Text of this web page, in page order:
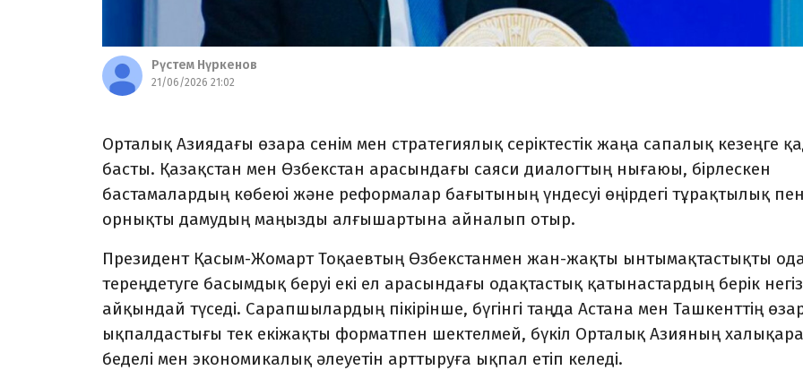
Рүстем Нүркенов
21/06/2026 21:02
Орталық Азиядағы өзара сенім мен стратегиялық серіктестік жаңа сапалық кезеңге
басты. Қазақстан мен Өзбекстан арасындағы саяси диалогтың нығаюы, бірлескен
бастамалардың көбеюі және реформалар бағытының үндесуі өңірдегі тұрақтылық пен
орнықты дамудың маңызды алғышартына айналып отыр.
Президент Қасым-Жомарт Тоқаевтың Өзбекстанмен жан-жақты ынтымақтастықты
тереңдетуге басымдық беруі екі ел арасындағы одақтастық қатынастардың берік
айқындай түседі. Сарапшылардың пікірінше, бүгінгі таңда Астана мен Ташкенттің
ықпалдастығы тек екіжақты форматпен шектелмей, бүкіл Орталық Азияның
беделі мен экономикалық әлеуетін арттыруға ықпал етіп келеді.